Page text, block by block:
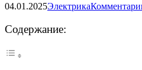
04.01.2025Электрика
Содержание: